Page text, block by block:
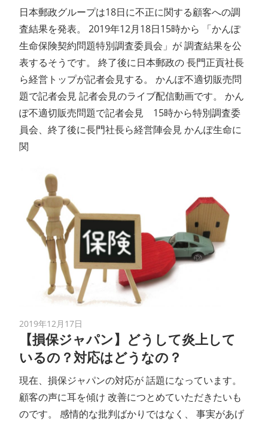
日本郵政グループは18日に不正に関する顧客への調
査結果を発表。 2019年12月18日15時から 「かんぽ
生命保険契約問題特別調査委員会」が 調査結果を公
表するそうです。 終了後に日本郵政の 長門正貢社長
ら経営トップが記者会見する。 かんぽ不適切販売問
題で記者会見 記者会見のライブ配信動画です。 かん
ぽ不適切販売問題で記者会見 15時から特別調査委
員会、終了後に長門社長ら経営陣会見 かんぽ生命に
関
2019年12月17日
【損保ジャパン】どうして炎上して
いるの？対応はどうなの？
現在、損保ジャパンの対応が 話題になっています。
顧客の声に耳を傾け 改善につとめていただきたいも
のです。 感情的な批判ばかりではなく、 事実があげ